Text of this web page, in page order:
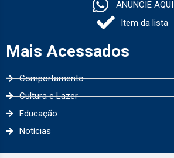
ANUNCIE AQUI
Item da lista
Mais Acessados
Comportamento
Cultura e Lazer
Educação
Notícias